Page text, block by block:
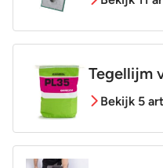
Tegellijm
Bekijk 5